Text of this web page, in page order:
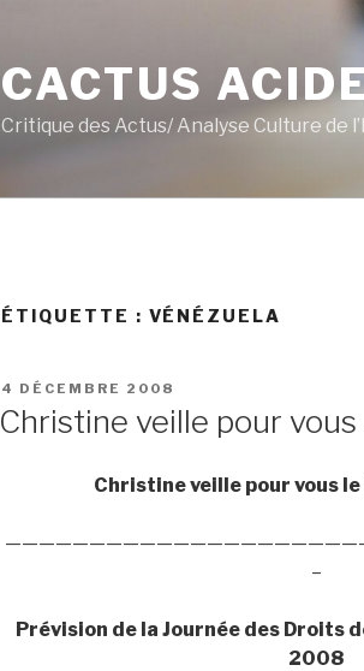
CACTUS
Critique des Actus/ Analyse Culture de
ÉTIQUETTE : VÉNÉZUELA
PUBLIÉ
4 DÉCEMBRE 2008
Christine veille pour
Christine veille pour vous
–
Prévision de la Journée des Droits
2008